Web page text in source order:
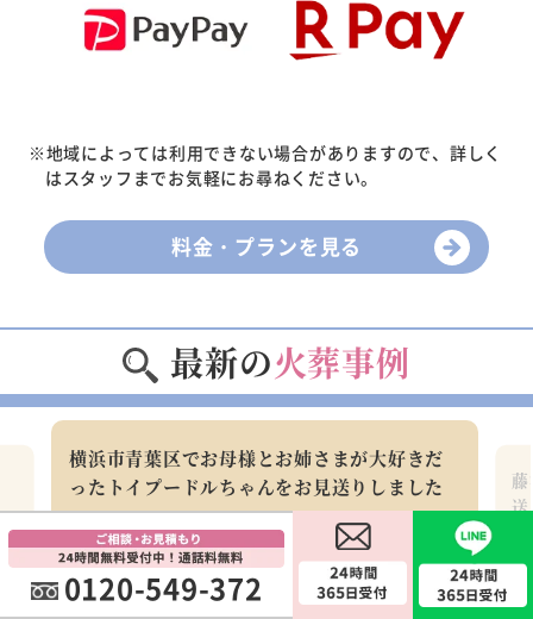
※地域によっては利用できない場合がありますので、詳しく
はスタッフまでお気軽にお尋ねください。
料金・プランを見る
最新の火葬事例
横浜市青葉区でお母様とお姉さまが大好きだ
ったトイプードルちゃんをお見送りしました
2026年08月06日
横浜市青葉区のご利用者様
送
0120-549-372